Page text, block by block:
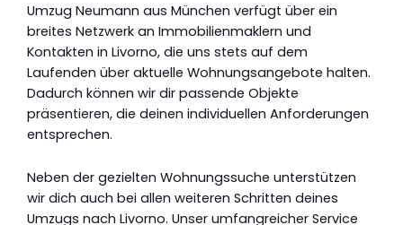
Umzug Neumann aus München verfügt über ein
breites Netzwerk an Immobilienmaklern und
Kontakten in Livorno, die uns stets auf dem
Laufenden über aktuelle Wohnungsangebote halten.
Dadurch können wir dir passende Objekte
präsentieren, die deinen individuellen Anforderungen
entsprechen.
Neben der gezielten Wohnungssuche unterstützen
wir dich auch bei allen weiteren Schritten deines
Umzugs nach Livorno. Unser umfangreicher Service